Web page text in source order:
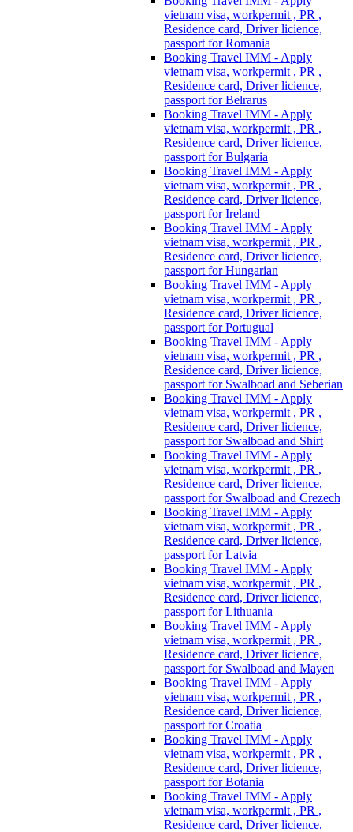
vietnam visa, workpermit , PR ,
Residence card, Driver licience,
passport for Romania
Booking Travel IMM - Apply
vietnam visa, workpermit , PR ,
Residence card, Driver licience,
passport for Belrarus
Booking Travel IMM - Apply
vietnam visa, workpermit , PR ,
Residence card, Driver licience,
passport for Bulgaria
Booking Travel IMM - Apply
vietnam visa, workpermit , PR ,
Residence card, Driver licience,
passport for Ireland
Booking Travel IMM - Apply
vietnam visa, workpermit , PR ,
Residence card, Driver licience,
passport for Hungarian
Booking Travel IMM - Apply
vietnam visa, workpermit , PR ,
Residence card, Driver licience,
passport for Portugual
Booking Travel IMM - Apply
vietnam visa, workpermit , PR ,
Residence card, Driver licience,
passport for Swalboad and Seberian
Booking Travel IMM - Apply
vietnam visa, workpermit , PR ,
Residence card, Driver licience,
passport for Swalboad and Shirt
Booking Travel IMM - Apply
vietnam visa, workpermit , PR ,
Residence card, Driver licience,
passport for Swalboad and Crezech
Booking Travel IMM - Apply
vietnam visa, workpermit , PR ,
Residence card, Driver licience,
passport for Latvia
Booking Travel IMM - Apply
vietnam visa, workpermit , PR ,
Residence card, Driver licience,
passport for Lithuania
Booking Travel IMM - Apply
vietnam visa, workpermit , PR ,
Residence card, Driver licience,
passport for Swalboad and Mayen
Booking Travel IMM - Apply
vietnam visa, workpermit , PR ,
Residence card, Driver licience,
passport for Croatia
Booking Travel IMM - Apply
vietnam visa, workpermit , PR ,
Residence card, Driver licience,
passport for Botania
Booking Travel IMM - Apply
vietnam visa, workpermit , PR ,
Residence card, Driver licience,